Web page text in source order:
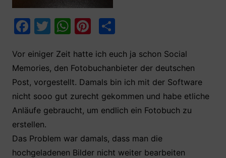
F
c
e
b
o
o
k
T
itt
er
W
at
s
A
p
Pi
er
e
st
T
le
n
Vor einiger Zeit hatte ich euch ja schon Social
Memories, den Fotobuchanbieter der deutschen
Post, vorgestellt. Damals bin ich mit der Software
nicht sooo gut zurecht gekommen und habe etliche
Anläufe gebraucht, um endlich ein Fotobuch zu
erstellen.
Das Problem war damals, dass man die
hochgeladenen Bilder nicht weiter bearbeiten